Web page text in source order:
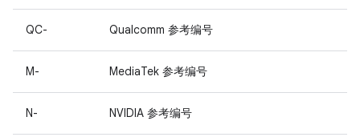
QC- Qualcomm 参考编号
M- MediaTek 参考编号
N- NVIDIA 参考编号